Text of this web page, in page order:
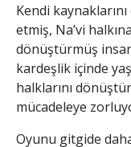
Kendi
etmiş, Na’vi
dönüştürmüş
kardeşlik içinde
halklarını
mücadeleye
Oyunu gitgide